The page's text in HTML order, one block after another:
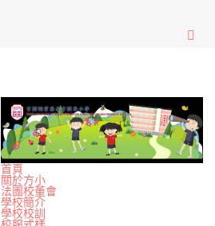
首頁
關於方小
法團校董會
學校簡介
學校校訓